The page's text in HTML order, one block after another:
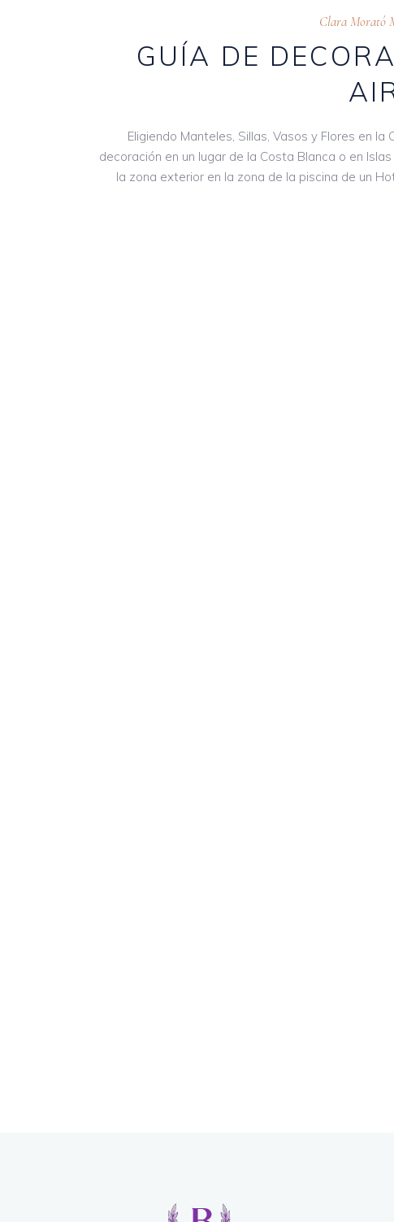
Clara Morató
GUÍA DE
Eligiendo Manteles, Sillas, Vasos y Flores en
decoración en un lugar de la Costa Blanca o en
la zona exterior en la zona de la piscina de un